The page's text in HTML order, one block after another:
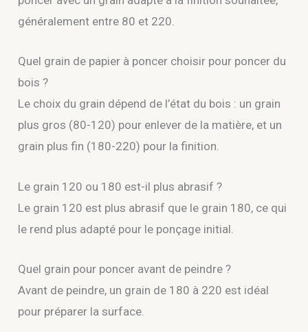
généralement entre 80 et 220.
Quel grain de papier à poncer choisir pour poncer du
bois ?
Le choix du grain dépend de l’état du bois : un grain
plus gros (80-120) pour enlever de la matière, et un
grain plus fin (180-220) pour la finition.
Le grain 120 ou 180 est-il plus abrasif ?
Le grain 120 est plus abrasif que le grain 180, ce qui
le rend plus adapté pour le ponçage initial.
Quel grain pour poncer avant de peindre ?
Avant de peindre, un grain de 180 à 220 est idéal
pour préparer la surface.